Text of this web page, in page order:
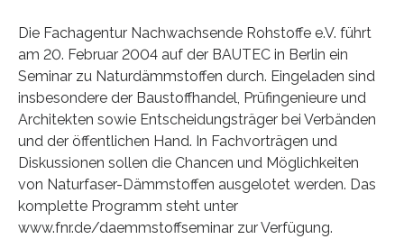
Die Fachagentur Nachwachsende Rohstoffe e.V. führt
am 20. Februar 2004 auf der BAUTEC in Berlin ein
Seminar zu Naturdämmstoffen durch. Eingeladen sind
insbesondere der Baustoffhandel, Prüfingenieure und
Architekten sowie Entscheidungsträger bei Verbänden
und der öffentlichen Hand. In Fachvorträgen und
Diskussionen sollen die Chancen und Möglichkeiten
von Naturfaser-Dämmstoffen ausgelotet werden. Das
komplette Programm steht unter
www.fnr.de/daemmstoffseminar zur Verfügung.